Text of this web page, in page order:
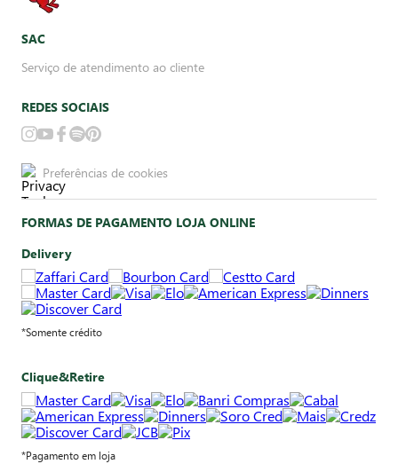
SAC
Serviço de atendimento ao cliente
REDES SOCIAIS
Preferências de cookies
FORMAS DE PAGAMENTO LOJA ONLINE
Delivery
*Somente crédito
Clique&Retire
*Pagamento em loja